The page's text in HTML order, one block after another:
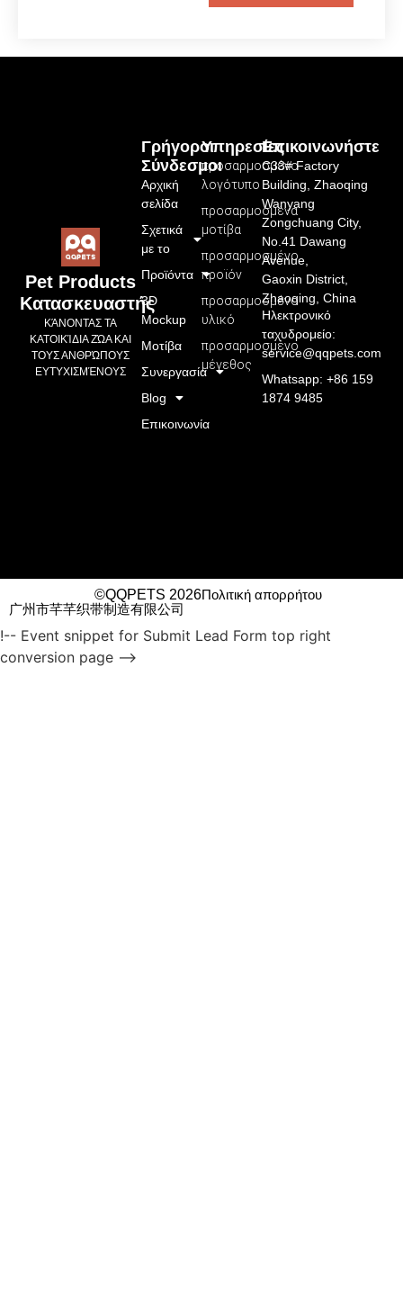
Pet Products
Κατασκευαστής
ΚΆΝΟΝΤΑΣ ΤΑ
ΚΑΤΟΙΚΊΔΙΑ ΖΏΑ ΚΑΙ
ΤΟΥΣ ΑΝΘΡΏΠΟΥΣ
ΕΥΤΥΧΙΣΜΈΝΟΥΣ
Υπηρεσίες
προσαρμοσμένο
λογότυπο
προσαρμοσμένα
μοτίβα
προσαρμοσμένο
προϊόν
προσαρμοσμένο
υλικό
προσαρμοσμένο
μέγεθος
Γρήγοροι
Σύνδεσμοι
Αρχική
σελίδα
Σχετικά
με το
Προϊόντα
3D
Mockup
Μοτίβα
Συνεργασία
Blog
Επικοινωνία
Επικοινωνήστε
C33# Factory
Building, Zhaoqing
Wanyang
Zongchuang City,
No.41 Dawang
Avenue,
Gaoxin District,
Zhaoqing, China
Ηλεκτρονικό
ταχυδρομείο:
service@qqpets.com
Whatsapp: +86 159
1874 9485
©QQPETS 2026Πολιτική απορρήτου
广州市芊芊织带制造有限公司
!-- Event snippet for Submit Lead Form top right
conversion page -->